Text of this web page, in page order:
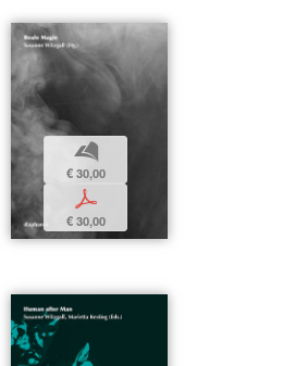
b
€ 30,00
p
€ 30,00